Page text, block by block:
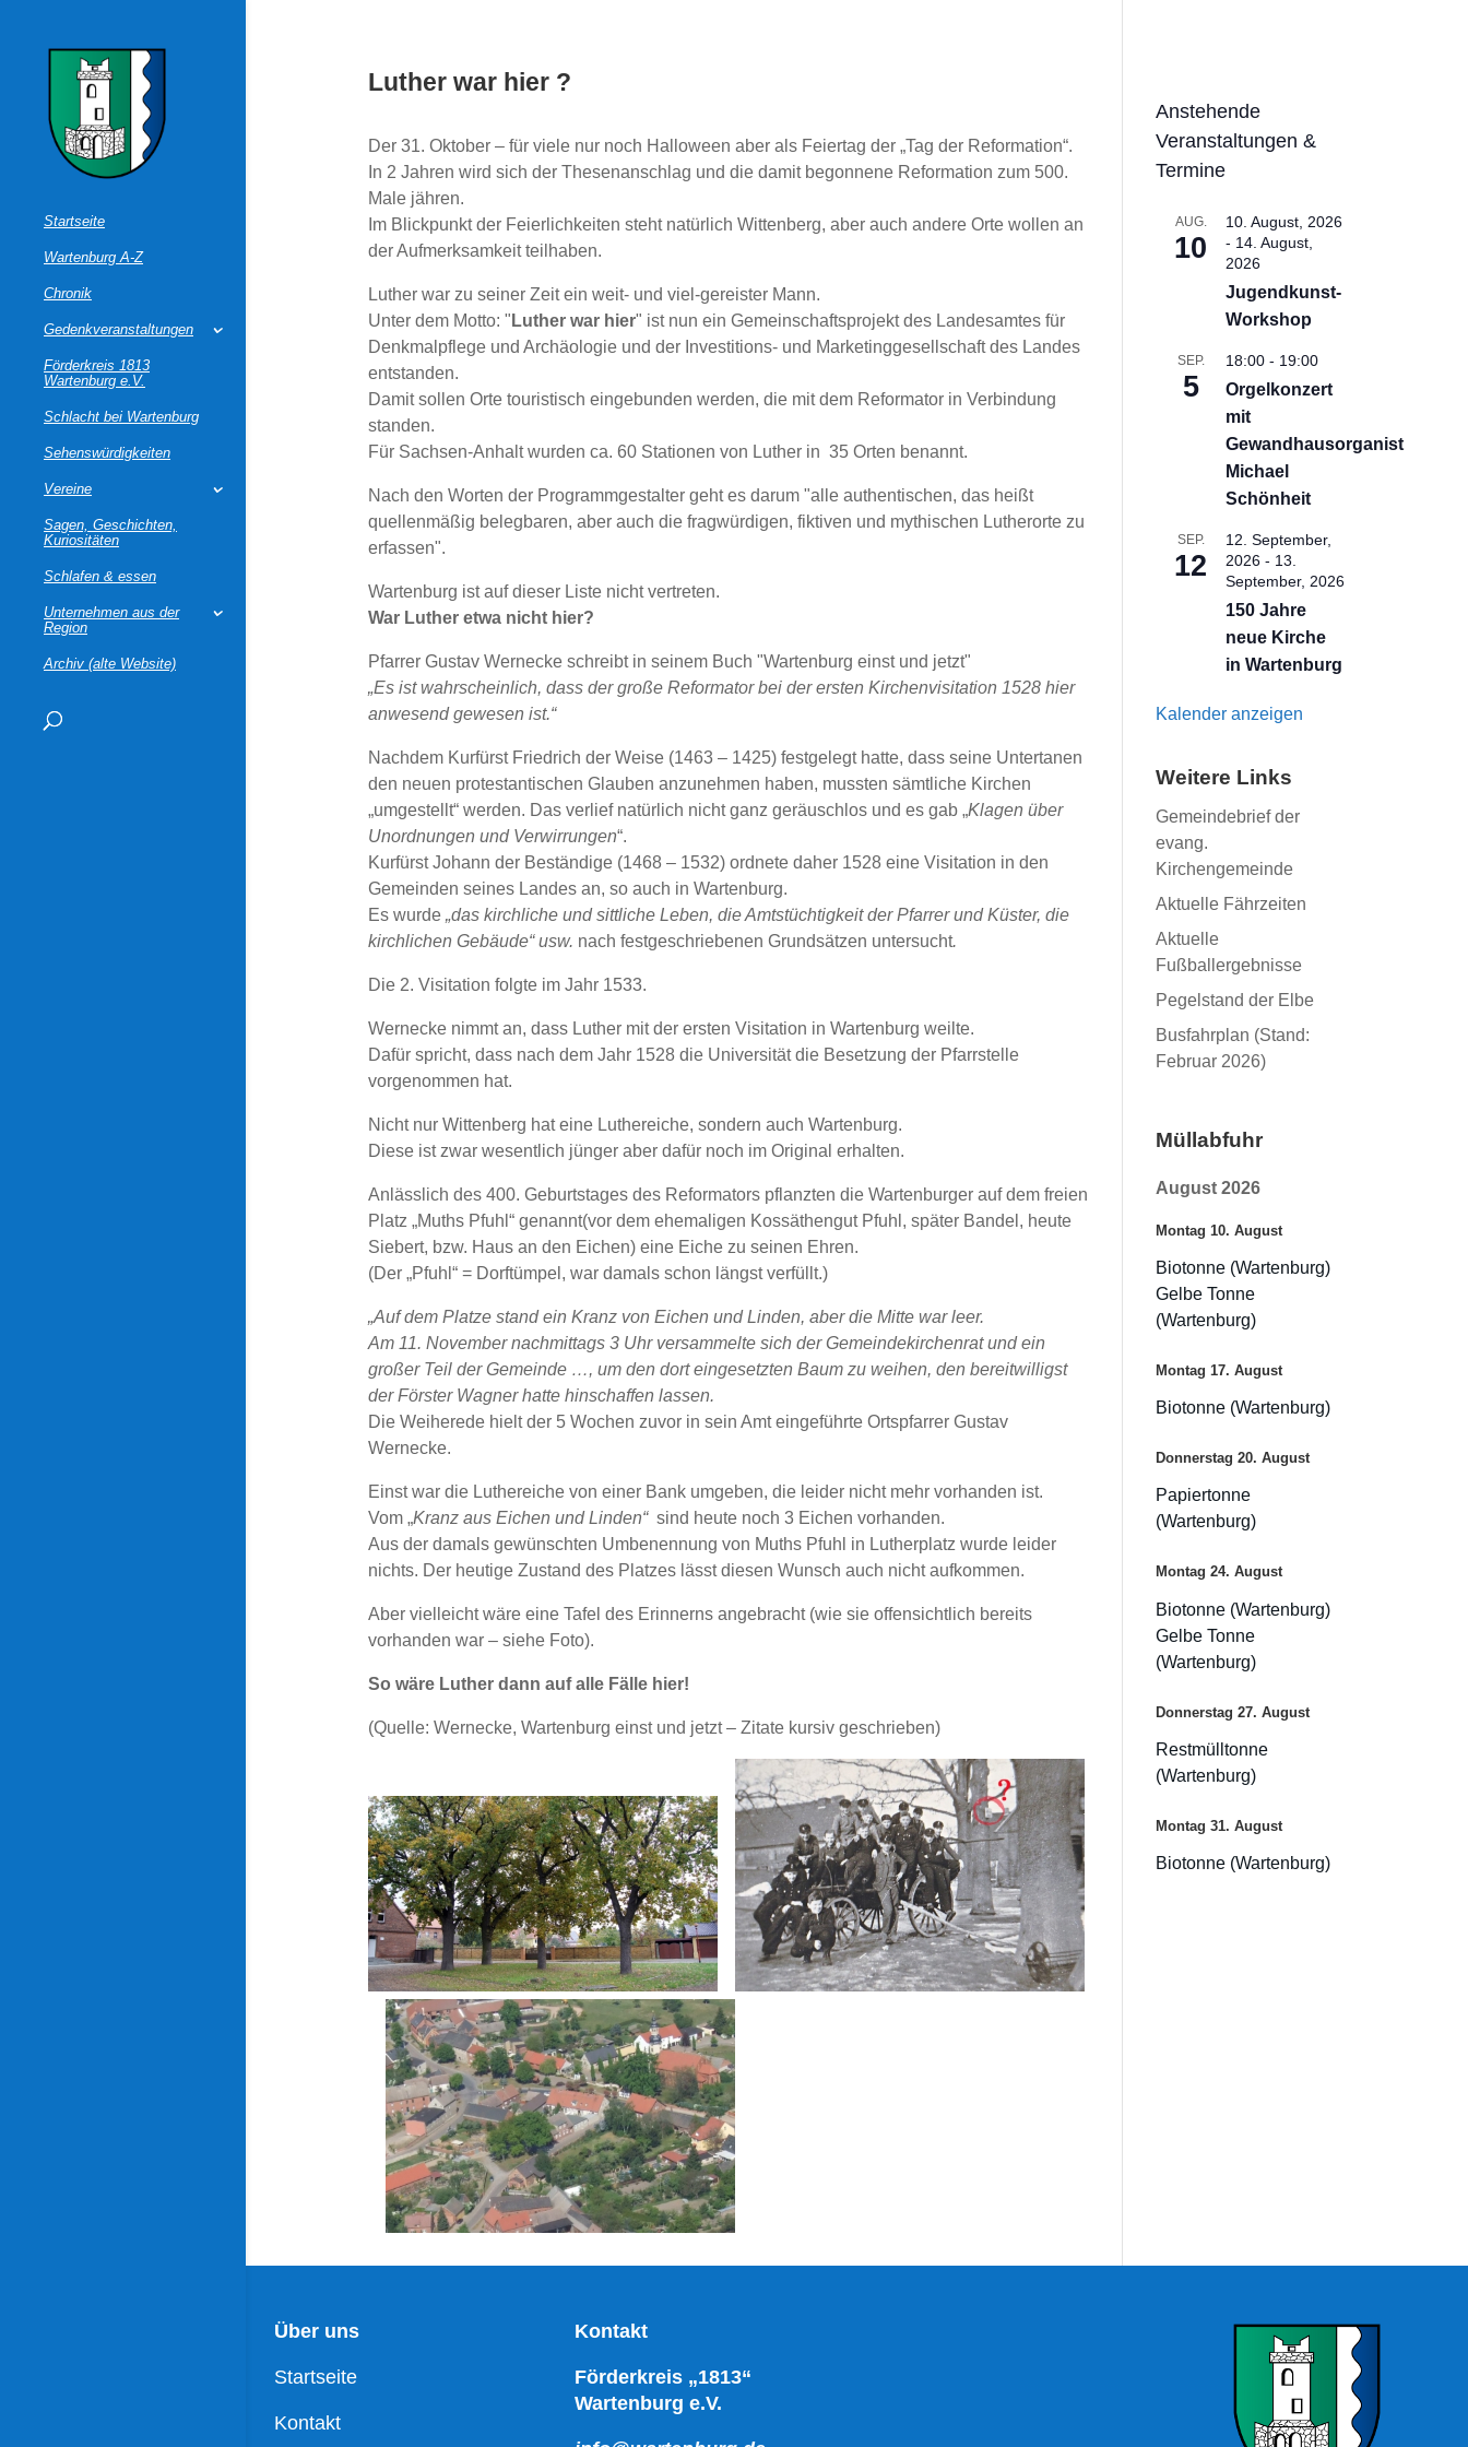
Startseite
Wartenburg A-Z
Chronik
Gedenkveranstaltungen
Förderkreis 1813
Wartenburg e.V.
Schlacht bei Wartenburg
Sehenswürdigkeiten
Vereine
Sagen, Geschichten,
Kuriositäten
Schlafen & essen
Unternehmen aus der
Region
Archiv (alte Website)
Luther war hier ?
Der 31. Oktober – für viele nur noch Halloween aber als Feiertag der „Tag der Reformation“.
In 2 Jahren wird sich der Thesenanschlag und die damit begonnene Reformation zum 500.
Male jähren.
Im Blickpunkt der Feierlichkeiten steht natürlich Wittenberg, aber auch andere Orte wollen an
der Aufmerksamkeit teilhaben.
Luther war zu seiner Zeit ein weit- und viel-gereister Mann.
Unter dem Motto: " Luther war hier" ist nun ein Gemeinschaftsprojekt des Landesamtes für
Denkmalpflege und Archäologie und der Investitions- und Marketinggesellschaft des Landes
entstanden.
Damit sollen Orte touristisch eingebunden werden, die mit dem Reformator in Verbindung
standen.
Für Sachsen-Anhalt wurden ca. 60 Stationen von Luther in 35 Orten benannt.
Nach den Worten der Programmgestalter geht es darum "alle authentischen, das heißt
quellenmäßig belegbaren, aber auch die fragwürdigen, fiktiven und mythischen Lutherorte zu
erfassen".
Wartenburg ist auf dieser Liste nicht vertreten.
War Luther etwa nicht hier?
Pfarrer Gustav Wernecke schreibt in seinem Buch "Wartenburg einst und jetzt"
„Es ist wahrscheinlich, dass der große Reformator bei der ersten Kirchenvisitation 1528 hier
anwesend gewesen ist.“
Nachdem Kurfürst Friedrich der Weise (1463 – 1425) festgelegt hatte, dass seine Untertanen
den neuen protestantischen Glauben anzunehmen haben, mussten sämtliche Kirchen
„umgestellt“ werden. Das verlief natürlich nicht ganz geräuschlos und es gab „Klagen über
Unordnungen und Verwirrungen“.
Kurfürst Johann der Beständige (1468 – 1532) ordnete daher 1528 eine Visitation in den
Gemeinden seines Landes an, so auch in Wartenburg.
Es wurde „das kirchliche und sittliche Leben, die Amtstüchtigkeit der Pfarrer und Küster, die
kirchlichen Gebäude“ usw. nach festgeschriebenen Grundsätzen untersucht.
Die 2. Visitation folgte im Jahr 1533.
Wernecke nimmt an, dass Luther mit der ersten Visitation in Wartenburg weilte.
Dafür spricht, dass nach dem Jahr 1528 die Universität die Besetzung der Pfarrstelle
vorgenommen hat.
Nicht nur Wittenberg hat eine Luthereiche, sondern auch Wartenburg.
Diese ist zwar wesentlich jünger aber dafür noch im Original erhalten.
Anlässlich des 400. Geburtstages des Reformators pflanzten die Wartenburger auf dem freien
Platz „Muths Pfuhl“ genannt(vor dem ehemaligen Kossäthengut Pfuhl, später Bandel, heute
Siebert, bzw. Haus an den Eichen) eine Eiche zu seinen Ehren.
(Der „Pfuhl“ = Dorftümpel, war damals schon längst verfüllt.)
„Auf dem Platze stand ein Kranz von Eichen und Linden, aber die Mitte war leer.
Am 11. November nachmittags 3 Uhr versammelte sich der Gemeindekirchenrat und ein
großer Teil der Gemeinde …, um den dort eingesetzten Baum zu weihen, den bereitwilligst
der Förster Wagner hatte hinschaffen lassen.
Die Weiherede hielt der 5 Wochen zuvor in sein Amt eingeführte Ortspfarrer Gustav
Wernecke.
Einst war die Luthereiche von einer Bank umgeben, die leider nicht mehr vorhanden ist.
Vom „Kranz aus Eichen und Linden“ sind heute noch 3 Eichen vorhanden.
Aus der damals gewünschten Umbenennung von Muths Pfuhl in Lutherplatz wurde leider
nichts. Der heutige Zustand des Platzes lässt diesen Wunsch auch nicht aufkommen.
Aber vielleicht wäre eine Tafel des Erinnerns angebracht (wie sie offensichtlich bereits
vorhanden war – siehe Foto).
So wäre Luther dann auf alle Fälle hier!
(Quelle: Wernecke, Wartenburg einst und jetzt – Zitate kursiv geschrieben)
Anstehende
Veranstaltungen &
Termine
AUG.
10
10. August, 2026
- 14. August,
2026
Jugendkunst-
Workshop
SEP.
5
18:00 - 19:00
Orgelkonzert
mit
Gewandhausorganist
Michael
Schönheit
SEP.
12
12. September,
2026 - 13.
September, 2026
150 Jahre
neue Kirche
in Wartenburg
Kalender anzeigen
Weitere Links
Gemeindebrief der
evang.
Kirchengemeinde
Aktuelle Fährzeiten
Aktuelle
Fußballergebnisse
Pegelstand der Elbe
Busfahrplan (Stand:
Februar 2026)
Müllabfuhr
August 2026
Montag 10. August
Biotonne (Wartenburg)
Gelbe Tonne
(Wartenburg)
Montag 17. August
Biotonne (Wartenburg)
Donnerstag 20. August
Papiertonne
(Wartenburg)
Montag 24. August
Biotonne (Wartenburg)
Gelbe Tonne
(Wartenburg)
Donnerstag 27. August
Restmülltonne
(Wartenburg)
Montag 31. August
Biotonne (Wartenburg)
Über uns
Startseite
Kontakt
Kontakt
Förderkreis „1813“
Wartenburg e.V.